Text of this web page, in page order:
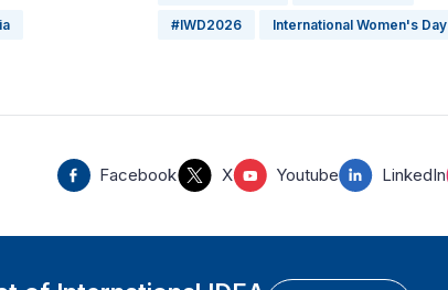
#IWD2026 International Women's Day
Facebook X Youtube LinkedIn